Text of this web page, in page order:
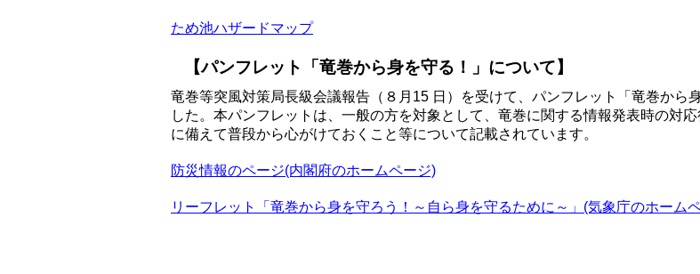
ため池ハザードマップ
【パンフレット「竜巻から身を守る！」について】
竜巻等突風対策局長級会議報告（８月15 日）を受けて、パンフレット「竜巻から
した。本パンフレットは、一般の方を対象として、竜巻に関する情報発表時の対
に備えて普段から心がけておくこと等について記載されています。
防災情報のページ(内閣府のホームページ)
リーフレット「竜巻から身を守ろう！～自ら身を守るために～」(気象庁のホーム